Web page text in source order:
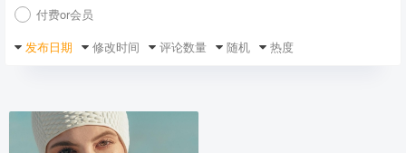
付费or会员
发布日期
修改时间 评论数量 随机 热度